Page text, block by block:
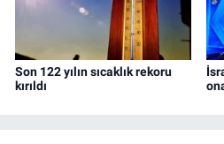
Son 122 yılın sıcaklık rekoru
kırıldı